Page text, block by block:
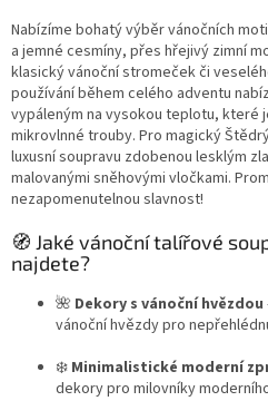
Nabízíme bohatý výběr vánočních
a jemné cesmíny, přes hřejivý zimní
klasický vánoční stromeček či
používání během celého adventu
vypáleným na vysokou teplotu, které
mikrovlnné trouby. Pro magický
luxusní soupravu zdobenou lesklým
malovanými sněhovými vločkami.
nezapomenutelnou slavnost!
🧭 Jaké vánoční talířové
najdete?
🌺 Dekory s vánoční hvězdou
vánoční hvězdy pro
❄️ Minimalistické moderní
dekory pro milovníky